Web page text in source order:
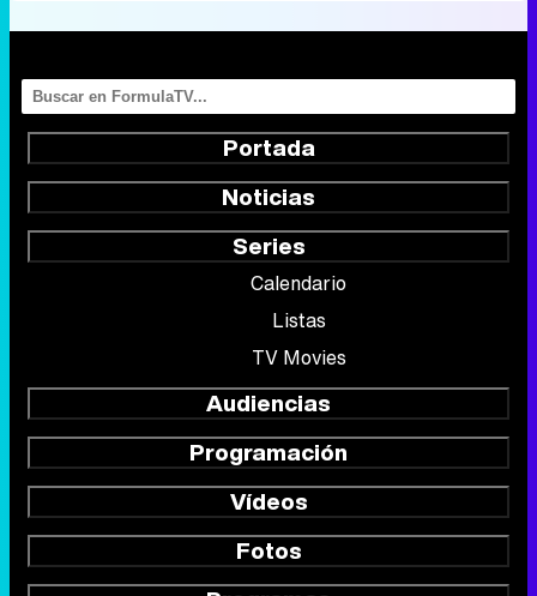
Portada
Noticias
Series
Calendario
Listas
TV Movies
Audiencias
Programación
Vídeos
Fotos